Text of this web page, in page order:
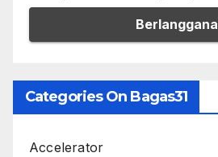
Categories On Bagas31
Accelerator